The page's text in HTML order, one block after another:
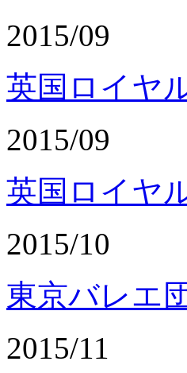
2015/09
英国ロイヤ
2015/09
英国ロイヤ
2015/10
東京バレエ
2015/11